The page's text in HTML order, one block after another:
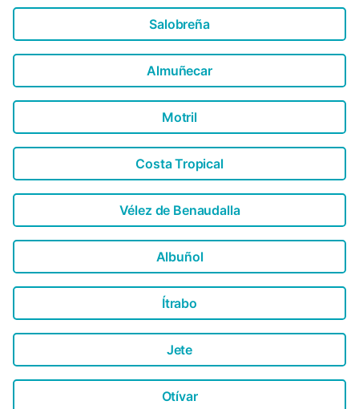
Salobreña
Almuñecar
Motril
Costa Tropical
Vélez de Benaudalla
Albuñol
Ítrabo
Jete
Otívar